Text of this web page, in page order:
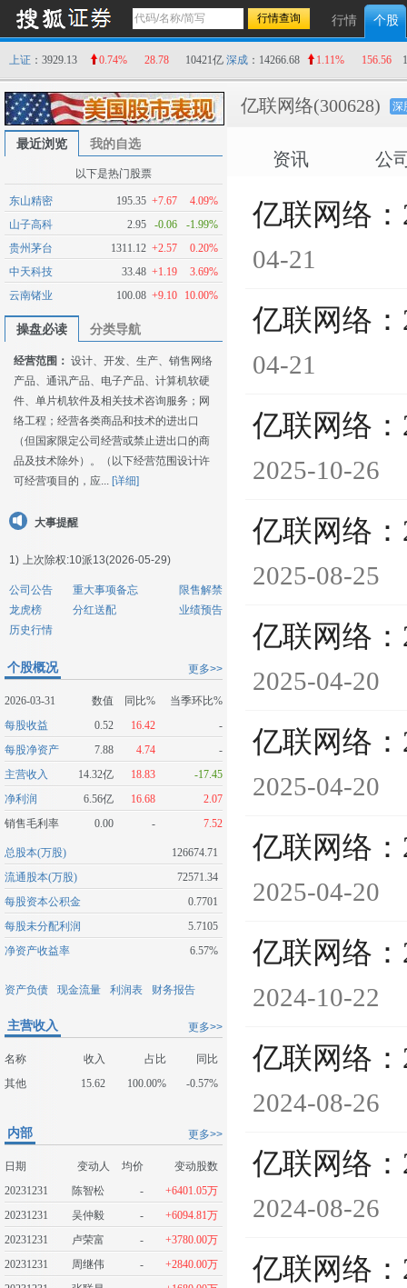
行情 个股
上证 ：3929.40 0.74% 29.04 10424亿 深成 ：14268.20 1.12% 158.08
最近浏览 我的自选
以下是热门股票
东山精密 195.35 +7.67
4.09%
山子高科
2.95 -0.06
-1.99%
贵州茅台
1311.12 +2.57
0.20%
中天科技
33.48 +1.19
3.69%
云南锗业
100.08 +9.10 10.00%
操盘必读 分类导航
经营范围： 设计、开发、生产、销售网络
产品、通讯产品、电子产品、计算机软硬
件、单片机软件及相关技术咨询服务；网
络工程；经营各类商品和技术的进出口
（但国家限定公司经营或禁止进出口的商
品及技术除外）。（以下经营范围设计许
可经营项目的，应... [详细]
大事提醒
1) 上次除权:10派13(2026-05-29)
公司公告 重大事项备忘
限售解禁
龙虎榜
分红送配
业绩预告
历史行情
更多>>
个股概况
2026-03-31 数值 同比%
当季环比%
每股收益
0.52 16.42
-
每股净资产
7.88 4.74
-
主营收入
14.32亿 18.83
-17.45
净利润
6.56亿 16.68
2.07
销售毛利率
0.00 - 7.52
总股本(万股)
126674.71
流通股本(万股)
72571.34
每股资本公积金
0.7701
每股未分配利润
5.7105
净资产收益率
6.57%
资产负债 现金流量 利润表 财务报告
更多>>
主营收入
名称 收入 占比
同比
其他
15.62 100.00% -0.57%
更多>>
内部
日期 变动人 均价
变动股数
20231231
陈智松 -
+6401.05万
20231231
吴仲毅 -
+6094.81万
20231231
卢荣富 -
+3780.00万
20231231
周继伟 -
+2840.00万
亿联网络(300628) 深
资讯 公
亿联网络
04-21
亿联网络
04-21
亿联网络
2025-10-26
亿联网络
2025-08-25
亿联网络
2025-04-20
亿联网络
2025-04-20
亿联网络
2025-04-20
亿联网络
2024-10-22
亿联网络
2024-08-26
亿联网络
2024-08-26
亿联网络